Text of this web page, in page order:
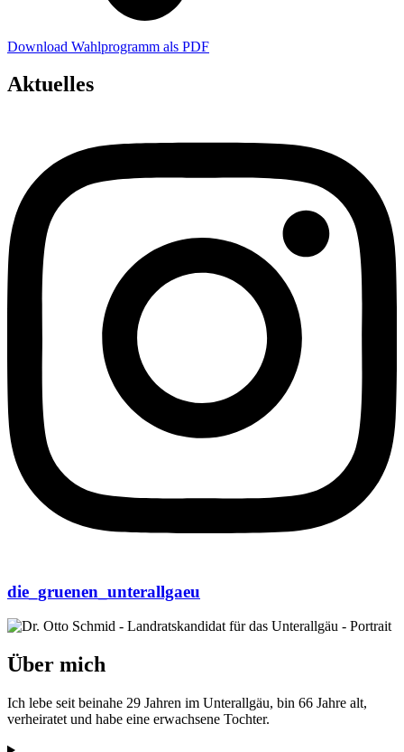
Download Wahlprogramm als PDF
Aktuelles
die_gruenen_unterallgaeu
Über mich
Ich lebe seit beinahe 29 Jahren im Unterallgäu, bin 66 Jahre alt,
verheiratet und habe eine erwachsene Tochter.